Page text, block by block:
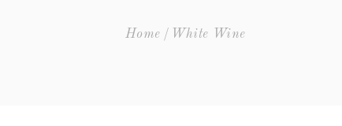
Home White Wine